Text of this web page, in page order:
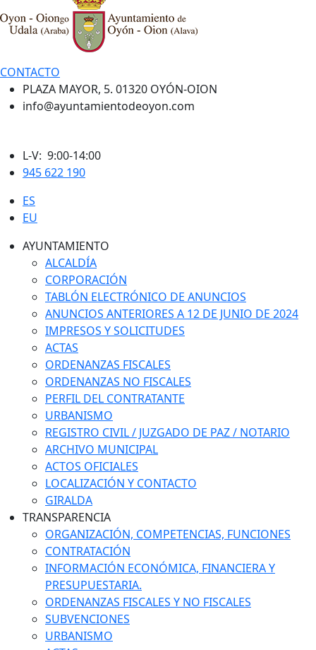
CONTACTO
PLAZA MAYOR, 5. 01320 OYÓN-OION
info@ayuntamientodeoyon.com
L-V: 9:00-14:00
945 622 190
ES
EU
AYUNTAMIENTO
ALCALDÍA
CORPORACIÓN
TABLÓN ELECTRÓNICO DE ANUNCIOS
ANUNCIOS ANTERIORES A 12 DE JUNIO DE 2024
IMPRESOS Y SOLICITUDES
ACTAS
ORDENANZAS FISCALES
ORDENANZAS NO FISCALES
PERFIL DEL CONTRATANTE
URBANISMO
REGISTRO CIVIL / JUZGADO DE PAZ / NOTARIO
ARCHIVO MUNICIPAL
ACTOS OFICIALES
LOCALIZACIÓN Y CONTACTO
GIRALDA
TRANSPARENCIA
ORGANIZACIÓN, COMPETENCIAS, FUNCIONES
CONTRATACIÓN
INFORMACIÓN ECONÓMICA, FINANCIERA Y
PRESUPUESTARIA.
ORDENANZAS FISCALES Y NO FISCALES
SUBVENCIONES
URBANISMO